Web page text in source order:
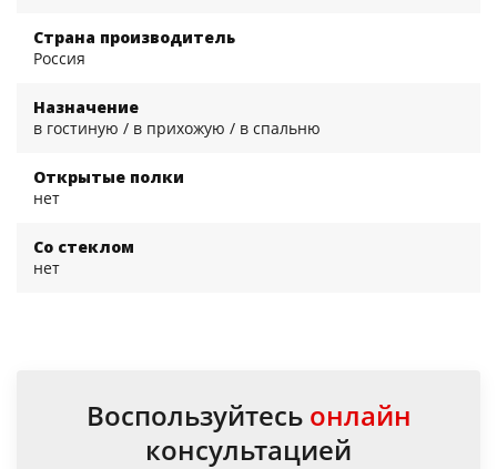
Страна производитель
Россия
Назначение
в гостиную / в прихожую / в спальню
Открытые полки
нет
Со стеклом
нет
Воспользуйтесь онлайн
консультацией